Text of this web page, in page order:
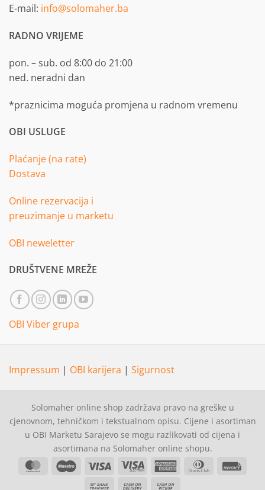
E-mail: info@solomaher.ba
RADNO VRIJEME
pon. – sub. od 8:00 do 21:00
ned. neradni dan
*praznicima moguća promjena u radnom vremenu
OBI USLUGE
Plaćanje (na rate)
Dostava
Online rezervacija i
preuzimanje u marketu
OBI neweletter
DRUŠTVENE MREŽE
OBI Viber grupa
Impressum | OBI karijera | Sigurnost
Solomaher online shop zadržava pravo na greške u
cjenovnom, tehničkom i tekstualnom opisu. Cijene i asortiman
u OBI Marketu Sarajevo se mogu razlikovati od cijena i
asortimana na Solomaher online shopu.
MasterCardMaestro Visa
Visa
American Dinners
Bank
Cash